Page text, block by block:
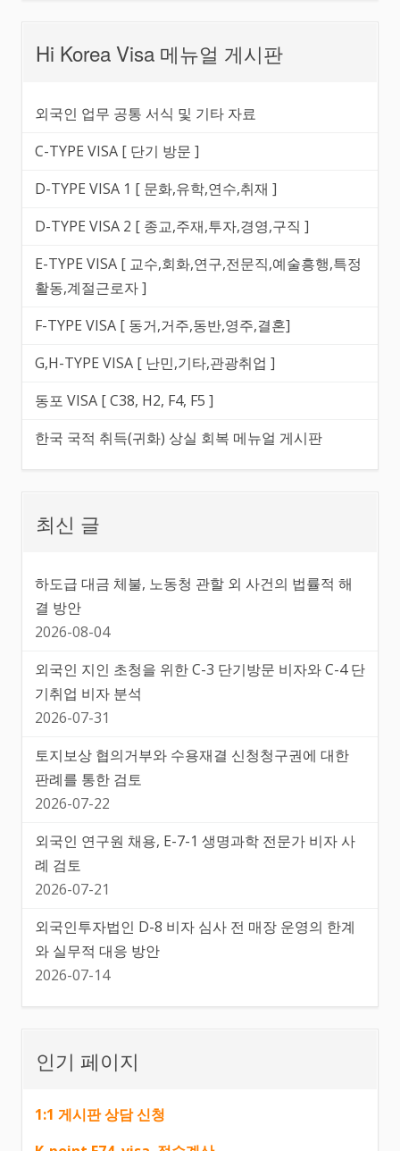
Hi Korea Visa 메뉴얼 게시판
외국인 업무 공통 서식 및 기타 자료
C-TYPE VISA [ 단기 방문 ]
D-TYPE VISA 1 [ 문화,유학,연수,취재 ]
D-TYPE VISA 2 [ 종교,주재,투자,경영,구직 ]
E-TYPE VISA [ 교수,회화,연구,전문직,예술흥행,특정
활동,계절근로자 ]
F-TYPE VISA [ 동거,거주,동반,영주,결혼]
G,H-TYPE VISA [ 난민,기타,관광취업 ]
동포 VISA [ C38, H2, F4, F5 ]
한국 국적 취득(귀화) 상실 회복 메뉴얼 게시판
최신 글
하도급 대금 체불, 노동청 관할 외 사건의 법률적 해
결 방안
2026-08-04
외국인 지인 초청을 위한 C-3 단기방문 비자와 C-4 단
기취업 비자 분석
2026-07-31
토지보상 협의거부와 수용재결 신청청구권에 대한
판례를 통한 검토
2026-07-22
외국인 연구원 채용, E-7-1 생명과학 전문가 비자 사
례 검토
2026-07-21
외국인투자법인 D-8 비자 심사 전 매장 운영의 한계
와 실무적 대응 방안
2026-07-14
인기 페이지
1:1 게시판 상담 신청